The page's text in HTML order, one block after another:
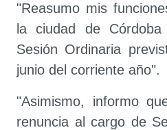
"Reasumo mis
la ciudad de
Sesión Ordinaria
junio del corriente año".
"Asimismo, informo
renuncia al cargo de